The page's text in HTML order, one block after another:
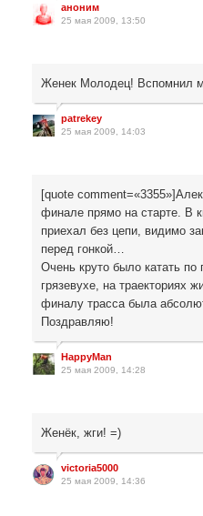
аноним
25 мая 2009, 13:50
Женек Молодец! Вспомнил
patrekey
25 мая 2009, 14:03
[quote
финале прямо на старте. В
приехал без цепи, видимо
перед гонкой…
Очень круто было катать по
грязевухе, на траекториях
финалу трасса была
Поздравляю!
HappyMan
25 мая 2009, 14:28
Женёк, жги! =)
victoria5000
25 мая 2009, 14:36